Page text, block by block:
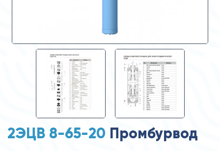
2ЭЦВ 8-65-20 Промбурвод